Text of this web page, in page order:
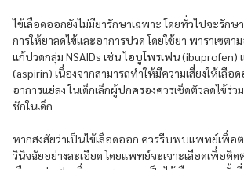
ไข้เลือดออกยังไม่มียารักษาเฉพาะ โดยทั่วไปจะรักษ
การให้ยาลดไข้เเละอาการปวด โดยใช้ยา พาราเซตา
แก้ปวดกลุ่ม NSAIDs เช่น ไอบูโพรเฟน (ibuprofen) เ
(aspirin) เนื่องจากสามารถทำให้มีความเสี่ยงให้เลือ
อาการแย่ลง ในเด็กเล็กผู้ปกครองควรเช็ดตัวลดไข้ร่
ชักในเด็ก
หากสงสัยว่าเป็นไข้เลือดออก ควรรีบพบเเพทย์เพื่อต
วินิจฉัยอย่างละเอียด โดยเเพทย์จะเจาะเลือดเพื่อติ